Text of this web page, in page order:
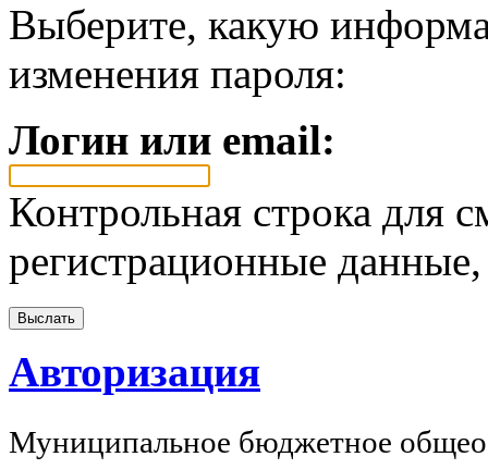
Выберите, какую
изменения пароля:
Логин или email:
Контрольная строка для
регистрационные
Авторизация
Муниципальное бюджетное